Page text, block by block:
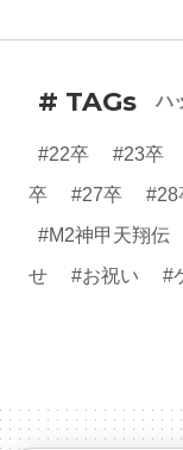
# TAGs ハ
#22卒 #23卒
卒
#27卒 #28
#M2神甲天翔伝
せ
#お祝い #
#ゲー
#シ
デザイナー
#プ